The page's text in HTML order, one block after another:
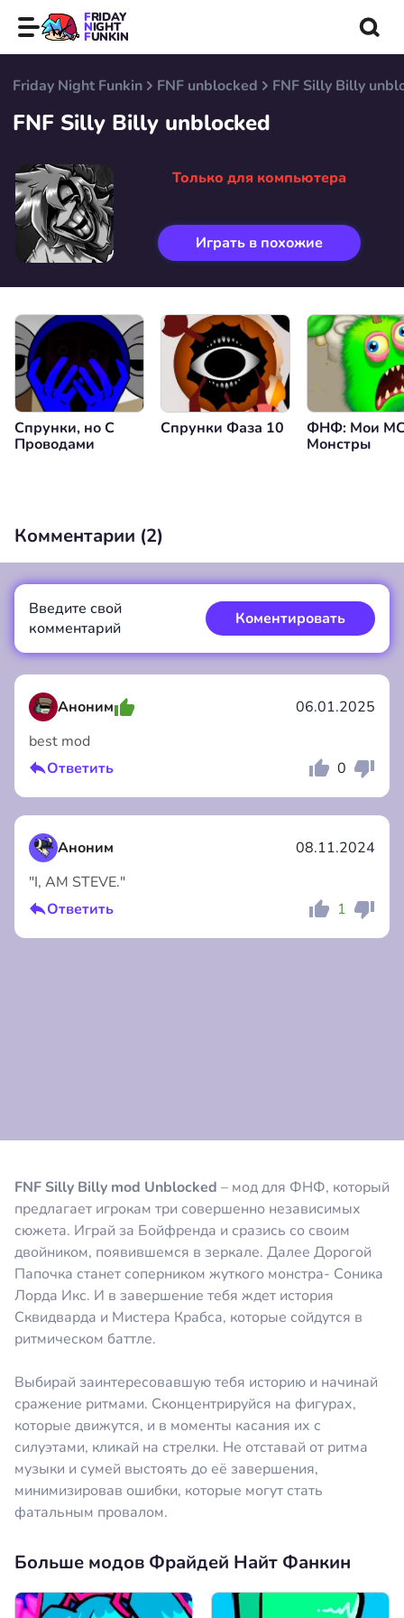
FRIDAY
NIGHT
FUNKIN
Friday Night Funkin FNF unblocked FNF Silly Billy
FNF Silly Billy unblocked
Только для компьютера
Играть в похожие
Спрунки, но С
Проводами
Спрунки Фаза 10
ФНФ: Мои
Монстры
FNF Silly Billy mod Unblocked – мод для ФНФ, который
предлагает игрокам три совершенно независимых
сюжета. Играй за Бойфренда и сразись со своим
двойником, появившемся в зеркале. Далее Дорогой
Папочка станет соперником жуткого монстра- Соника
Лорда Икс. И в завершение тебя ждет история
Сквидварда и Мистера Крабса, которые сойдутся в
ритмическом баттле.
Выбирай заинтересовавшую тебя историю и начинай
сражение ритмами. Сконцентрируйся на фигурах,
которые движутся, и в моменты касания их с
силуэтами, кликай на стрелки. Не отставай от ритма
музыки и сумей выстоять до её завершения,
минимизировав ошибки, которые могут стать
фатальным провалом.
Комментарии (2)
Аноним
06.01.2025
best mod
Ответить
0
Отмена Коментировать
Аноним
08.11.2024
"I, AM STEVE."
Ответить
1
Введите свой
комментарий
Коментировать
Отмена Коментировать
Больше модов Фрайдей Найт Фанкин